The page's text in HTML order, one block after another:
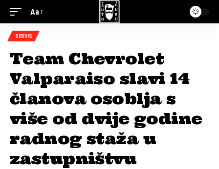
Aa
SERVIS
Team Chevrolet
Valparaiso slavi 14
članova osoblja s
više od dvije godine
radnog staža u
zastupništvu